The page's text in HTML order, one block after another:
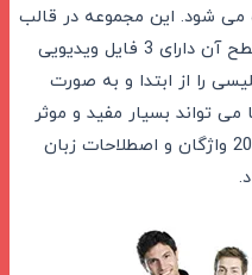
می شود. این مجموعه در قالب
3 سطح آموزشی می باشد که هر سطح آن دارای 3 فایل ویدیویی
را از ابتدا و به صورت
می تواند بسیار مفید و موثر
واقع شود. مجموعه فوق بیش از 2000 واژگان و اصطلاحات زبان